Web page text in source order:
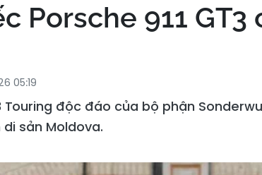
Porsche 911
05:19
Touring độc đáo của bộ phận
sản Moldova.